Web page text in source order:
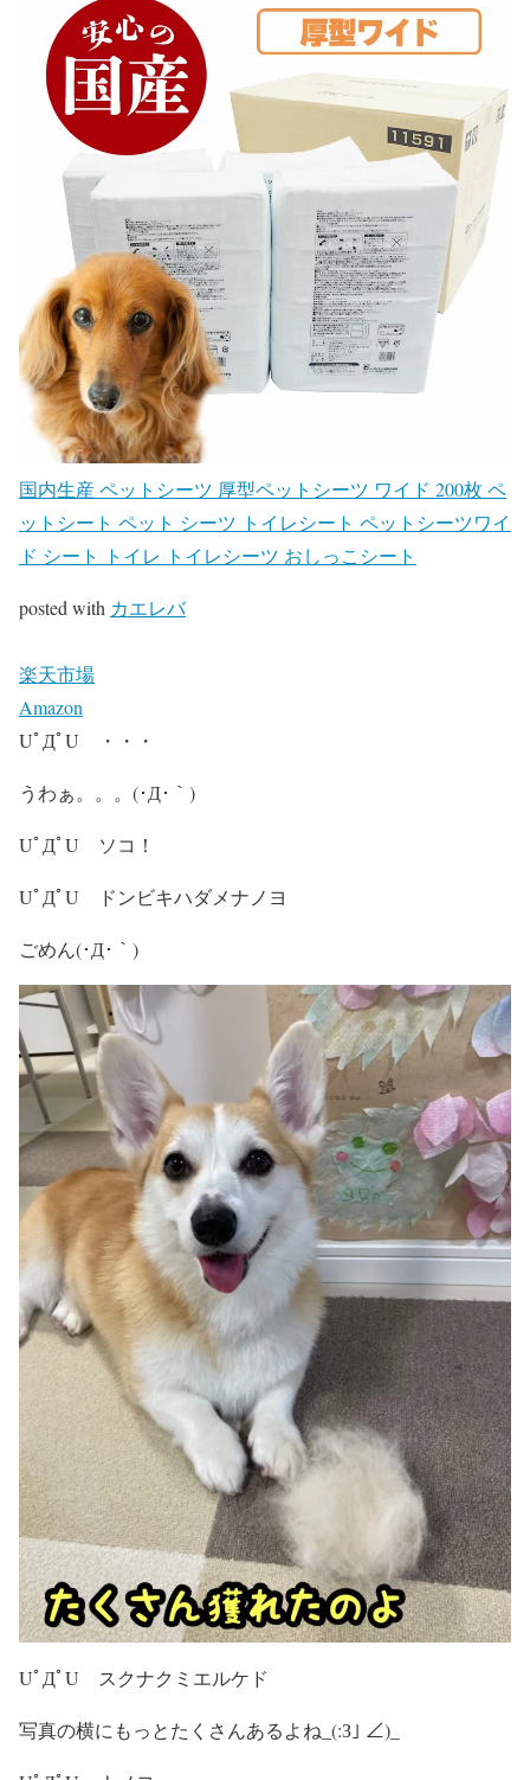
国内生産 ペットシーツ 厚型ペットシーツ ワイド 200枚 ペ
ットシート ペット シーツ トイレシート ペットシーツワイ
ド シート トイレ トイレシーツ おしっこシート
posted with カエレバ
楽天市場
Amazon
UﾟДﾟU ・・・
うわぁ。。。(･Д･｀)
UﾟДﾟU ソコ！
UﾟДﾟU ドンビキハダメナノヨ
ごめん(･Д･｀)
UﾟДﾟU スクナクミエルケド
写真の横にもっとたくさんあるよね_(:З｣ ∠)_